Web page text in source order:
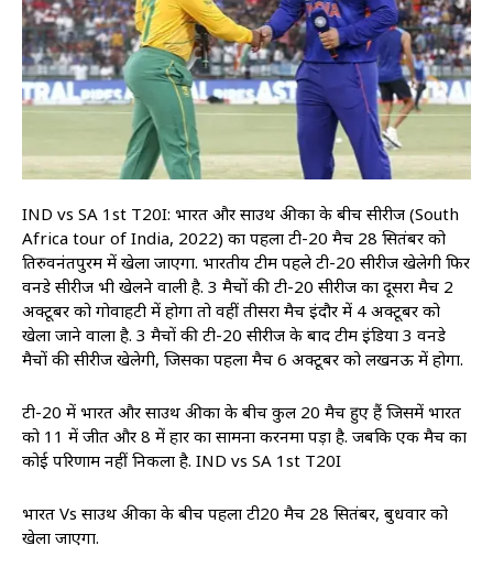
IND vs SA 1st T20I: भारत और साउथ अफ्रीका के बीच सीरीज (South
Africa tour of India, 2022) का पहला टी-20 मैच 28 सितंबर को
तिरुवनंतपुरम में खेला जाएगा. भारतीय टीम पहले टी-20 सीरीज खेलेगी फिर
वनडे सीरीज भी खेलने वाली है. 3 मैचों की टी-20 सीरीज का दूसरा मैच 2
अक्टूबर को गोवाहटी में होगा तो वहीं तीसरा मैच इंदौर में 4 अक्टूबर को
खेला जाने वाला है. 3 मैचों की टी-20 सीरीज के बाद टीम इंडिया 3 वनडे
मैचों की सीरीज खेलेगी, जिसका पहला मैच 6 अक्टूबर को लखनऊ में होगा.
टी-20 में भारत और साउथ अफ्रीका के बीच कुल 20 मैच हुए हैं जिसमें भारत
को 11 में जीत और 8 में हार का सामना करनमा पड़ा है. जबकि एक मैच का
कोई परिणाम नहीं निकला है. IND vs SA 1st T20I
भारत Vs साउथ अफ्रीका के बीच पहला टी20 मैच 28 सितंबर, बुधवार को
खेला जाएगा.